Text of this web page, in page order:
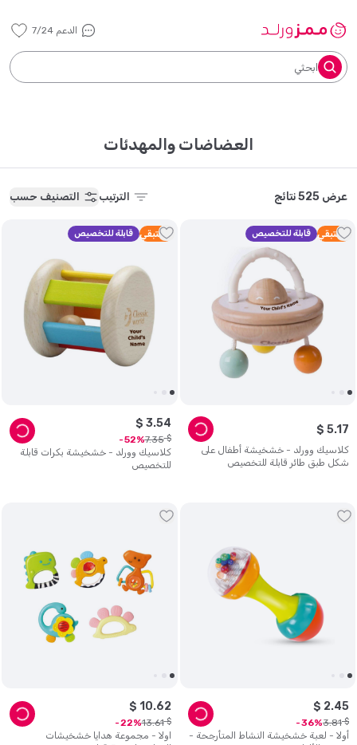
الدعم 7/24
ابحثي
العضاضات والمهدئات
عرض 525 نتائج الترتيب التصنيف حسب
3 متبقي قابلة للتخصيص
كلاسيك وورلد - خشخيشة أطفال على
شكل طبق طائر قابلة للتخصيص
$ 5.17
3 متبقي قابلة للتخصيص
كلاسيك وورلد - خشخيشة بكرات قابلة
للتخصيص
$ 3.54
$
7.35
52
أولا - لعبة خشخيشة النشاط المتأرجحة -
$ 2.45
$
3.81
36
اولا - مجموعة هدايا خشخيشات
$ 10.62
$
13.61
22